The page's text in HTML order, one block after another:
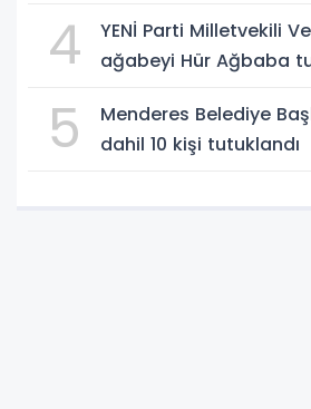
4
YENİ Parti Milletvekili
ağabeyi Hür Ağbaba
5
Menderes Belediye
dahil 10 kişi tutuklandı